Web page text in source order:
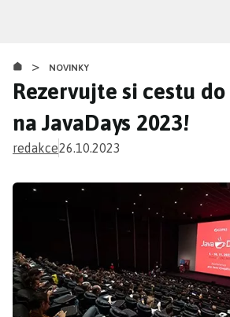
obsahu
> NOVINKY
Rezervujte si cestu do
na JavaDays 2023!
redakce26.10.2023